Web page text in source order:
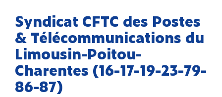
Syndicat CFTC des Postes
& Télécommunications du
Limousin-Poitou-
Charentes (16-17-19-23-79-
86-87)